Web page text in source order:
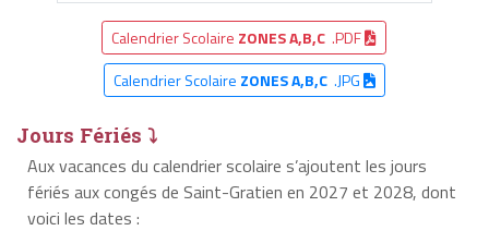
Calendrier Scolaire ZONES A,B,C .PDF
Calendrier Scolaire ZONES A,B,C.JPG
Jours Fériés ⤵
Aux vacances du calendrier scolaire s’ajoutent les jours
fériés aux congés de Saint-Gratien en 2027 et 2028, dont
voici les dates :